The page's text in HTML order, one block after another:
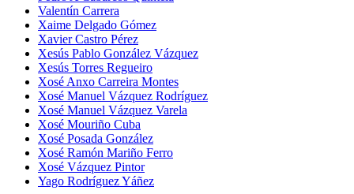
Valentín Carrera
Xaime Delgado Gómez
Xavier Castro Pérez
Xesús Pablo González Vázquez
Xesús Torres Regueiro
Xosé Anxo Carreira Montes
Xosé Manuel Vázquez Rodríguez
Xosé Manuel Vázquez Varela
Xosé Mouriño Cuba
Xosé Posada González
Xosé Ramón Mariño Ferro
Xosé Vázquez Pintor
Yago Rodríguez Yáñez